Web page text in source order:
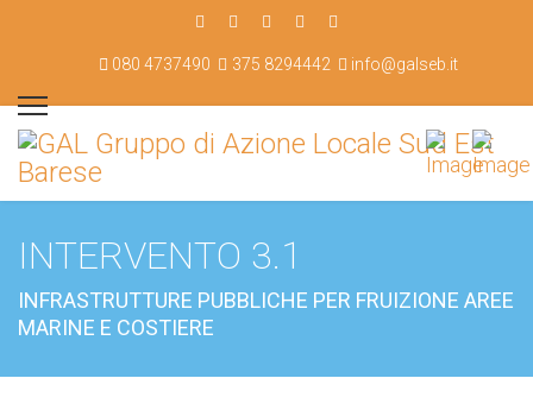
080 4737490 375 8294442 info@galseb.it
INTERVENTO 3.1
INFRASTRUTTURE PUBBLICHE PER FRUIZIONE AREE
MARINE E COSTIERE